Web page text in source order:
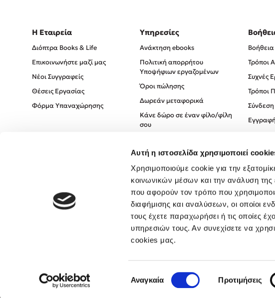
Αυτή η ιστοσελίδα χρησιμοποιεί
Χρησιμοποιούμε cookie για την
κοινωνικών μέσων και την ανάλυση
που αφορούν τον τρόπο που
διαφήμισης και αναλύσεων, οι οποίοι
τους έχετε παραχωρήσει ή τις οποίες
υπηρεσιών τους. Αν συνεχίσετε να
cookies μας.
συγκατάθεσης
Αναγκαία Προτιμήσεις
Η Εταιρεία
Διόπτρα Books & Life
Επικοινωνήστε μαζί μας
Νέοι Συγγραφείς
Θέσεις Εργασίας
Φόρμα Υπαναχώρησης
Υπηρεσίες
Ανάκτηση ebooks
Πολιτική απορρήτου
Υποψήφιων εργαζομένων
Όροι πώλησης
Δωρεάν μεταφορικά
Κάνε δώρο σε έναν φίλο/φίλη
σου
Πολιτική Απορρήτου
Όροι χρήσης
Τρόποι
Συχνές
Τρόποι
Σύνδεση
Εγγραφή